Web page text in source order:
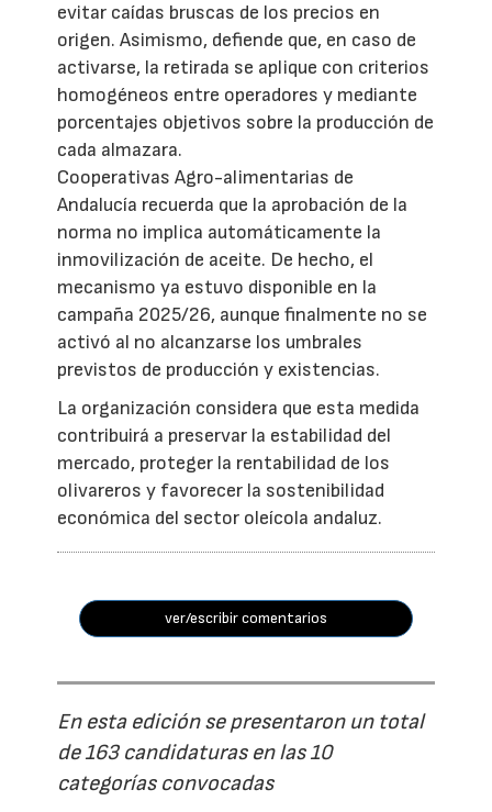
evitar caídas bruscas de los precios en
origen. Asimismo, defiende que, en caso de
activarse, la retirada se aplique con criterios
homogéneos entre operadores y mediante
porcentajes objetivos sobre la producción de
cada almazara.
Cooperativas Agro-alimentarias de
Andalucía recuerda que la aprobación de la
norma no implica automáticamente la
inmovilización de aceite. De hecho, el
mecanismo ya estuvo disponible en la
campaña 2025/26, aunque finalmente no se
activó al no alcanzarse los umbrales
previstos de producción y existencias.
La organización considera que esta medida
contribuirá a preservar la estabilidad del
mercado, proteger la rentabilidad de los
olivareros y favorecer la sostenibilidad
económica del sector oleícola andaluz.
ver/escribir comentarios
En esta edición se presentaron un total
de 163 candidaturas en las 10
categorías convocadas